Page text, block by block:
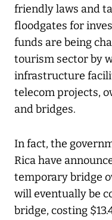
friendly laws and
floodgates for
funds are being
tourism sector by
infrastructure
telecom projects,
and bridges.
In fact, the
Rica have
temporary bridge
will eventually be
bridge, costing